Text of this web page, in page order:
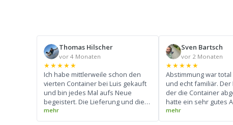
Thomas Hilscher
vor 4 Monaten
★★★★★
Ich habe mittlerweile schon den
vierten Container bei Luis gekauft
und bin jedes Mal aufs Neue
begeistert. Die Lieferung und die
gesamte Abwicklung verlaufen
absolut reibungslos und super
Sven Bartsch
vor 2 Monaten
★★★★★
Abstimmung war
und echt familiär. Der
der die Container
hatte ein sehr gutes
konnte den LKW
(Siehe Foto) Ich